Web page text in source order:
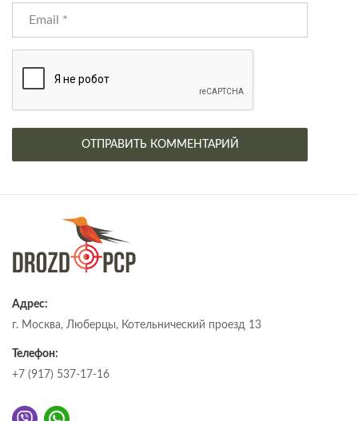
Адрес:
г. Москва, Люберцы, Котельнический проезд 13
Телефон:
+7 (917) 537-17-16